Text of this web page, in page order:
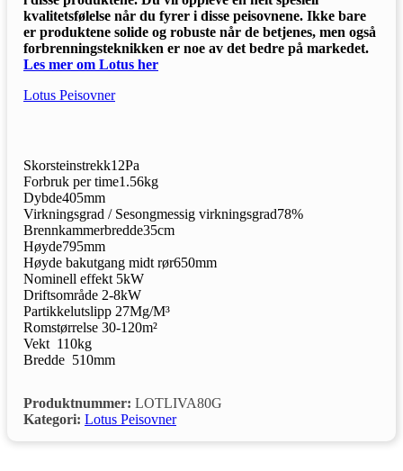
kvalitetsfølelse når du fyrer i disse peisovnene. Ikke bare
er produktene solide og robuste når de betjenes, men også
forbrenningsteknikken er noe av det bedre på markedet.
Les mer om Lotus her
Lotus Peisovner
Skorsteinstrekk12Pa
Forbruk per time1.56kg
Dybde405mm
Virkningsgrad / Sesongmessig virkningsgrad78%
Brennkammerbredde35cm
Høyde795mm
Høyde bakutgang midt rør650mm
Nominell effekt 5kW
Driftsområde 2-8kW
Partikkelutslipp 27Mg/M³
Romstørrelse 30-120m²
Vekt 110kg
Bredde 510mm
Produktnummer: LOTLIVA80G
Kategori: Lotus Peisovner